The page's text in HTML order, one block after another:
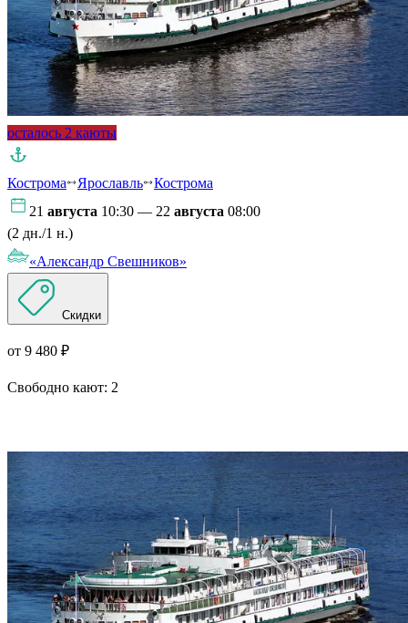
осталось 2 каюты
Кострома Ярославль
Кострома
21 августа 10:30 — 22 августа 08:00
(2 дн./1 н.)
«Александр Свешников»
Скидки
от 9 480 ₽
Свободно кают: 2